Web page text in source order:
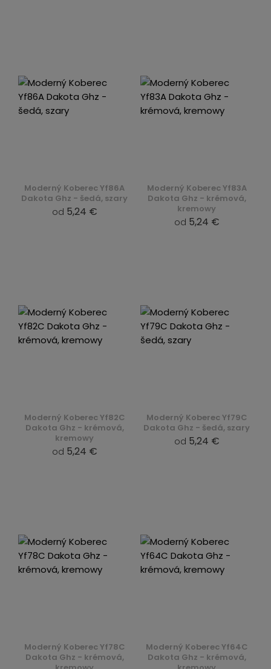
Moderný Koberec Yf86A
Dakota Ghz - šedá, szary
od 5,24 €
Moderný Koberec Yf83A
Dakota Ghz - krémová,
kremowy
od 5,24 €
Moderný Koberec Yf82C
Dakota Ghz - krémová,
kremowy
od 5,24 €
Moderný Koberec Yf79C
Dakota Ghz - šedá, szary
od 5,24 €
Moderný Koberec Yf78C
Dakota Ghz - krémová,
Moderný Koberec Yf64C
Dakota Ghz - krémová,